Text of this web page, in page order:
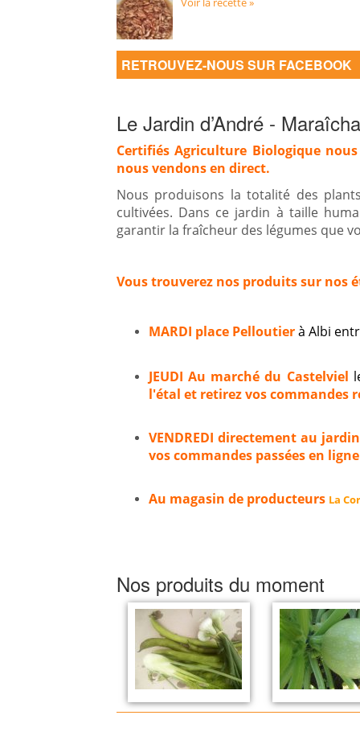
RETROUVEZ-NOUS SUR FACEBOOK
Le Jardin d’André -
Certifiés Agriculture Biologique
nous vendons en direct.
Nous produisons la totalité des
cultivées. Dans ce jardin à taille
garantir la fraîcheur des légumes que
Vous trouverez nos produits sur nos
MARDI place Pelloutierà Albi
JEUDI Au marché du Castelviel
l'étal et retirez vos commandes
VENDREDI directement au
vos commandes passées en ligne
Au magasin de producteurs La
Nos produits du moment